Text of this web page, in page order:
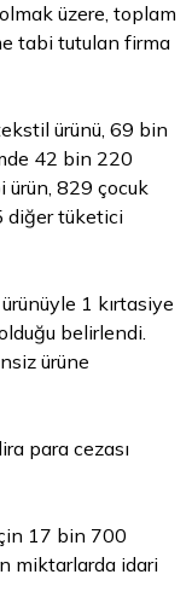
üzere, toplam
tabi tutulan firma
ürünü, 69 bin
42 bin 220
ürün, 829 çocuk
diğer tüketici
1 kırtasiye
belirlendi.
ürüne
lira para cezası
17 bin 700
miktarlarda idari